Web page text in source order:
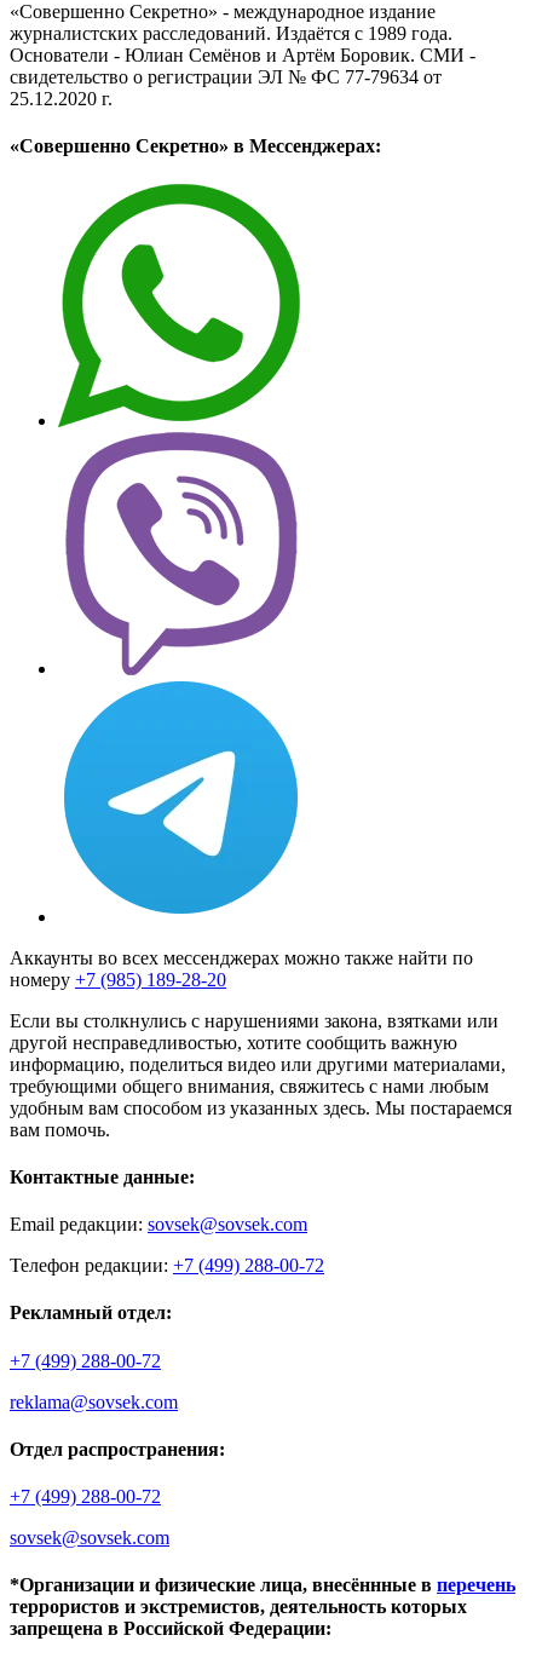
«Совершенно Секретно» - международное издание
журналистских расследований. Издаётся с 1989 года.
Основатели - Юлиан Семёнов и Артём Боровик. CМИ -
свидетельство о регистрации ЭЛ № ФС 77-79634 от
25.12.2020 г.
«Совершенно Секретно» в Мессенджерах:
Аккаунты во всех мессенджерах можно также найти по
номеру +7 (985) 189-28-20
Если вы столкнулись с нарушениями закона, взятками или
другой несправедливостью, хотите сообщить важную
информацию, поделиться видео или другими материалами,
требующими общего внимания, свяжитесь с нами любым
удобным вам способом из указанных здесь. Мы постараемся
вам помочь.
Контактные данные:
Email редакции: sovsek@sovsek.com
Телефон редакции: +7 (499) 288-00-72
Рекламный отдел:
+7 (499) 288-00-72
reklama@sovsek.com
Отдел распространения:
+7 (499) 288-00-72
sovsek@sovsek.com
*Организации и физические лица, внесённные в перечень
террористов и экстремистов, деятельность которых
запрещена в Российской Федерации: